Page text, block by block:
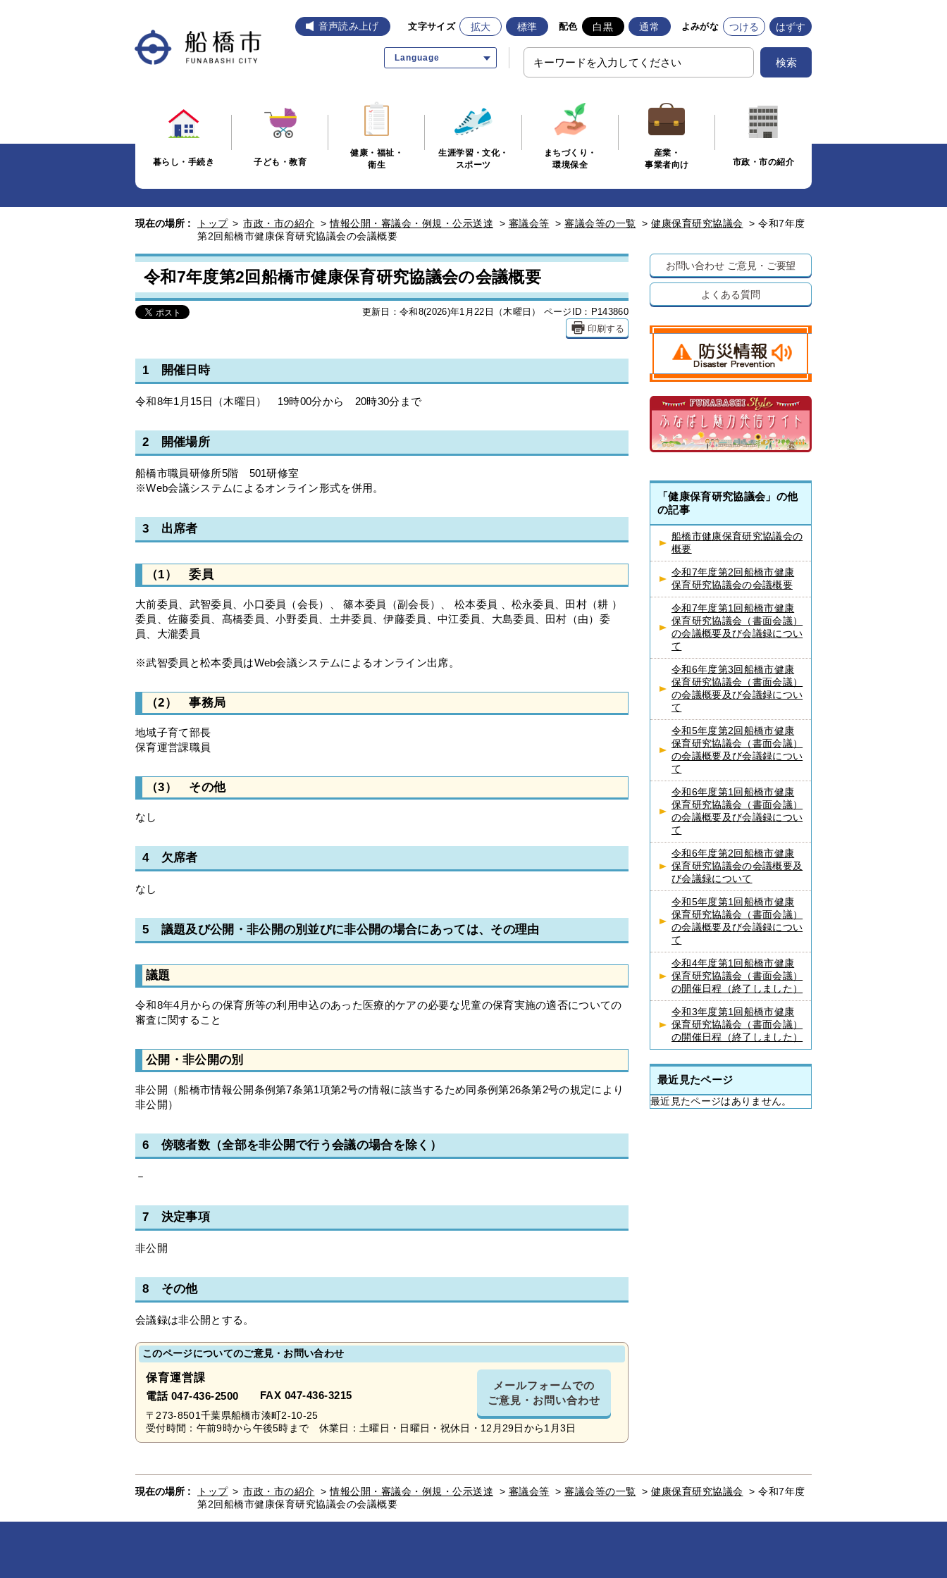
音声読み上げ 文字サイズ 拡大 標準 配色 白黒 通常 よみがな つける はずす
Language 検索
暮らし・手続き 子ども・教育
健康・福祉・
衛生
生涯学習・文化・
スポーツ
まちづくり・
環境保全
産業・
事業者向け
市政・市の紹介
現在の場所 : トップ > 市政・市の紹介 >情報公開・審議会・例規・公示送達 > 審議会等 > 審議会等の一覧 > 健康保育研究協議会 > 令和7年度
第2回船橋市健康保育研究協議会の会議概要
令和7年度第2回船橋市健康保育研究協議会の会議概要
更新日：令和8(2026)年1月22日（木曜日） ページID：P143860
印刷する
1 開催日時
令和8年1月15日（木曜日） 19時00分から 20時30分まで
2 開催場所
船橋市職員研修所5階 501研修室
※Web会議システムによるオンライン形式を併用。
3 出席者
（1） 委員
大前委員、武智委員、小口委員（会長）、 篠本委員（副会長）、 松本委員 、松永委員、田村（耕 ）
委員、佐藤委員、髙橋委員、小野委員、土井委員、伊藤委員、中江委員、大島委員、田村（由）委
員、大瀧委員
※武智委員と松本委員はWeb会議システムによるオンライン出席。
（2） 事務局
地域子育て部長
保育運営課職員
（3） その他
なし
4 欠席者
なし
5 議題及び公開・非公開の別並びに非公開の場合にあっては、その理由
議題
令和8年4月からの保育所等の利用申込のあった医療的ケアの必要な児童の保育実施の適否についての
審査に関すること
公開・非公開の別
非公開（船橋市情報公開条例第7条第1項第2号の情報に該当するため同条例第26条第2号の規定により
非公開）
6 傍聴者数（全部を非公開で行う会議の場合を除く）
－
7 決定事項
非公開
8 その他
会議録は非公開とする。
このページについてのご意見・お問い合わせ
保育運営課
電話 047-436-2500 FAX 047-436-3215
メールフォームでの
ご意見・お問い合わせ
〒273-8501千葉県船橋市湊町2-10-25
受付時間：午前9時から午後5時まで 休業日：土曜日・日曜日・祝休日・12月29日から1月3日
お問い合わせ ご意見・ご要望
よくある質問
「健康保育研究協議会」の他
の記事
船橋市健康保育研究協議会の
概要
令和7年度第2回船橋市健康
保育研究協議会の会議概要
令和7年度第1回船橋市健康
保育研究協議会（書面会議）
の会議概要及び会議録につい
て
令和6年度第3回船橋市健康
保育研究協議会（書面会議）
の会議概要及び会議録につい
て
令和5年度第2回船橋市健康
保育研究協議会（書面会議）
の会議概要及び会議録につい
て
令和6年度第1回船橋市健康
保育研究協議会（書面会議）
の会議概要及び会議録につい
て
令和6年度第2回船橋市健康
保育研究協議会の会議概要及
び会議録について
令和5年度第1回船橋市健康
保育研究協議会（書面会議）
の会議概要及び会議録につい
て
令和4年度第1回船橋市健康
保育研究協議会（書面会議）
の開催日程（終了しました）
令和3年度第1回船橋市健康
保育研究協議会（書面会議）
の開催日程（終了しました）
最近見たページ
最近見たページはありません。
現在の場所 : トップ > 市政・市の紹介 >情報公開・審議会・例規・公示送達 > 審議会等 > 審議会等の一覧 > 健康保育研究協議会 > 令和7年度
第2回船橋市健康保育研究協議会の会議概要